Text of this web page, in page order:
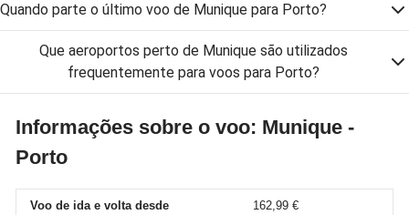
Quando parte o último voo de Munique para Porto?
Que aeroportos perto de Munique são utilizados
frequentemente para voos para Porto?
Informações sobre o voo: Munique -
Porto
Voo de ida e volta desde 162,99 €